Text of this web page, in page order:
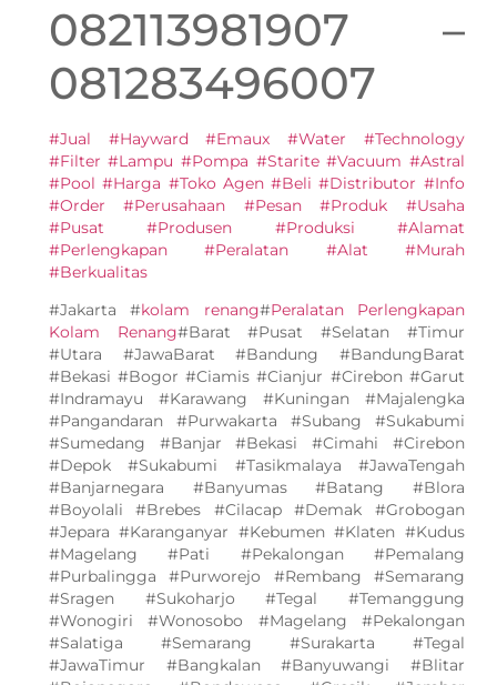
082113981907 –
081283496007
#Jual #Hayward #Emaux #Water #Technology
#Filter #Lampu #Pompa #Starite #Vacuum #Astral
#Pool #Harga #Toko Agen #Beli #Distributor #Info
#Order #Perusahaan #Pesan #Produk #Usaha
#Pusat #Produsen #Produksi #Alamat
#Perlengkapan #Peralatan #Alat #Murah
#Berkualitas
#Jakarta #kolam renang#Peralatan Perlengkapan
Kolam Renang#Barat #Pusat #Selatan #Timur
#Utara #JawaBarat #Bandung #BandungBarat
#Bekasi #Bogor #Ciamis #Cianjur #Cirebon #Garut
#Indramayu #Karawang #Kuningan #Majalengka
#Pangandaran #Purwakarta #Subang #Sukabumi
#Sumedang #Banjar #Bekasi #Cimahi #Cirebon
#Depok #Sukabumi #Tasikmalaya #JawaTengah
#Banjarnegara #Banyumas #Batang #Blora
#Boyolali #Brebes #Cilacap #Demak #Grobogan
#Jepara #Karanganyar #Kebumen #Klaten #Kudus
#Magelang #Pati #Pekalongan #Pemalang
#Purbalingga #Purworejo #Rembang #Semarang
#Sragen #Sukoharjo #Tegal #Temanggung
#Wonogiri #Wonosobo #Magelang #Pekalongan
#Salatiga #Semarang #Surakarta #Tegal
#JawaTimur #Bangkalan #Banyuwangi #Blitar